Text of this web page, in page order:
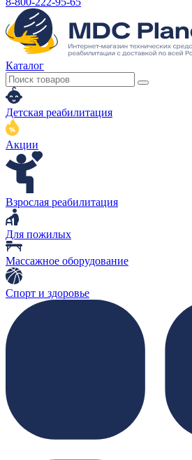
Каталог
Детская реабилитация
Акции
Взрослая реабилитация
Для пожилых
Массажное оборудование
Спорт и здоровье